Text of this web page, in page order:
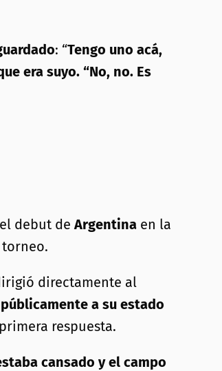
: “Tengo uno acá,
era suyo. “No, no. Es
debut de Argentina en la
directamente al
a su estado
respuesta.
cansado y el campo